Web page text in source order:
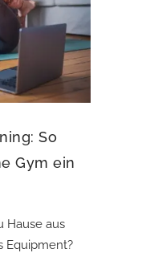
So
Gym ein
Hause aus
Equipment?